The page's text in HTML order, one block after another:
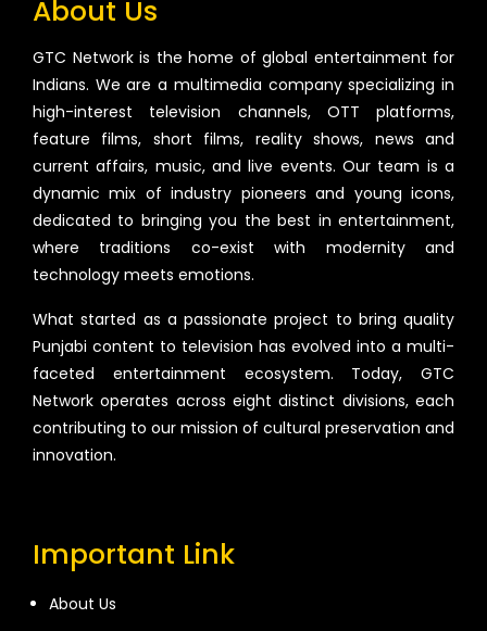
About Us
GTC Network is the home of global entertainment for
Indians. We are a multimedia company specializing in
high-interest television channels, OTT platforms,
feature films, short films, reality shows, news and
current affairs, music, and live events. Our team is a
dynamic mix of industry pioneers and young icons,
dedicated to bringing you the best in entertainment,
where traditions co-exist with modernity and
technology meets emotions.
What started as a passionate project to bring quality
Punjabi content to television has evolved into a multi-
faceted entertainment ecosystem. Today, GTC
Network operates across eight distinct divisions, each
contributing to our mission of cultural preservation and
innovation.
Important Link
About Us